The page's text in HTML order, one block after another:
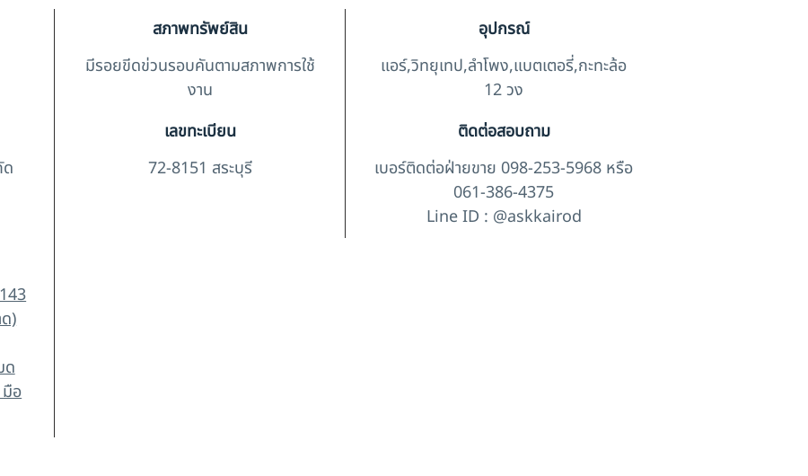
สภาพทรัพย์สิน
มีรอยขีดข่วนรอบคันตามสภาพการใช้
งาน
อุปกรณ์
แอร์,วิทยุเทป,ลำโพง,แบตเตอรี่,กะทะล้อ
12 วง
เลขทะเบียน
72-8151 สระบุรี
ติดต่อสอบถาม
เบอร์ติดต่อฝ่ายขาย 098-253-5968 หรือ
061-386-4375
Line ID : @askkairod
)
ด
อ